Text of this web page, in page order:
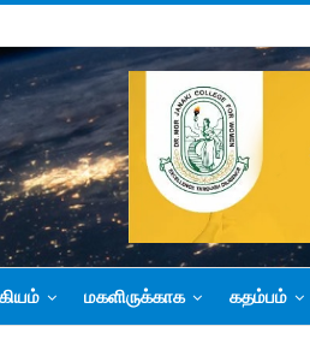
மகளிருக்காக கதம்பம்